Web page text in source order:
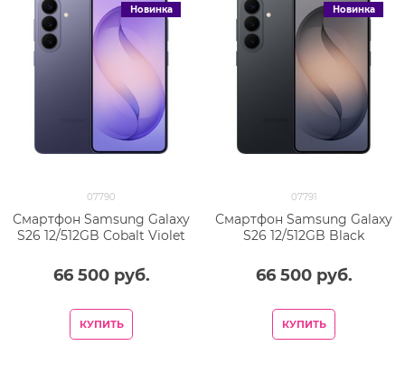
Новинка
07790
Смартфон Samsung Galaxy
S26 12/512GB Cobalt Violet
66 500 руб.
КУПИТЬ
Новинка
07791
Смартфон Samsung Galaxy
S26 12/512GB Black
66 500 руб.
КУПИТЬ